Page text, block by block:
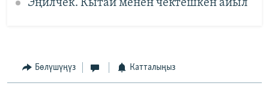
Эңилчек. Кытай менен чектешкен айыл
Бөлүшүңүз Катталыңыз